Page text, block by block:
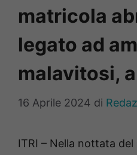
matricola
legato ad
malavitosi,
16 Aprile 2024 di
ITRI – Nella nottata del